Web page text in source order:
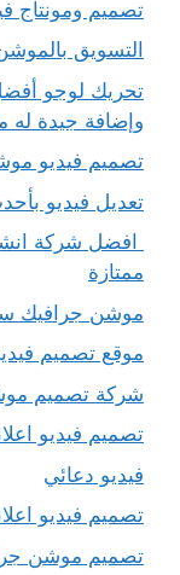
تصميم ومونتاج
التسويق
تحريك لوجو
وإضافة جيدة له
تصميم فيديو
تعديل فيديو
افضل شركة
ممتازة
موشن جرافيك
موقع تصميم
شركة تصميم
تصميم فيديو
فيديو دعائي
تصميم فيديو
تصميم موشن